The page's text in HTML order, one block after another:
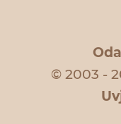
© 2003 -